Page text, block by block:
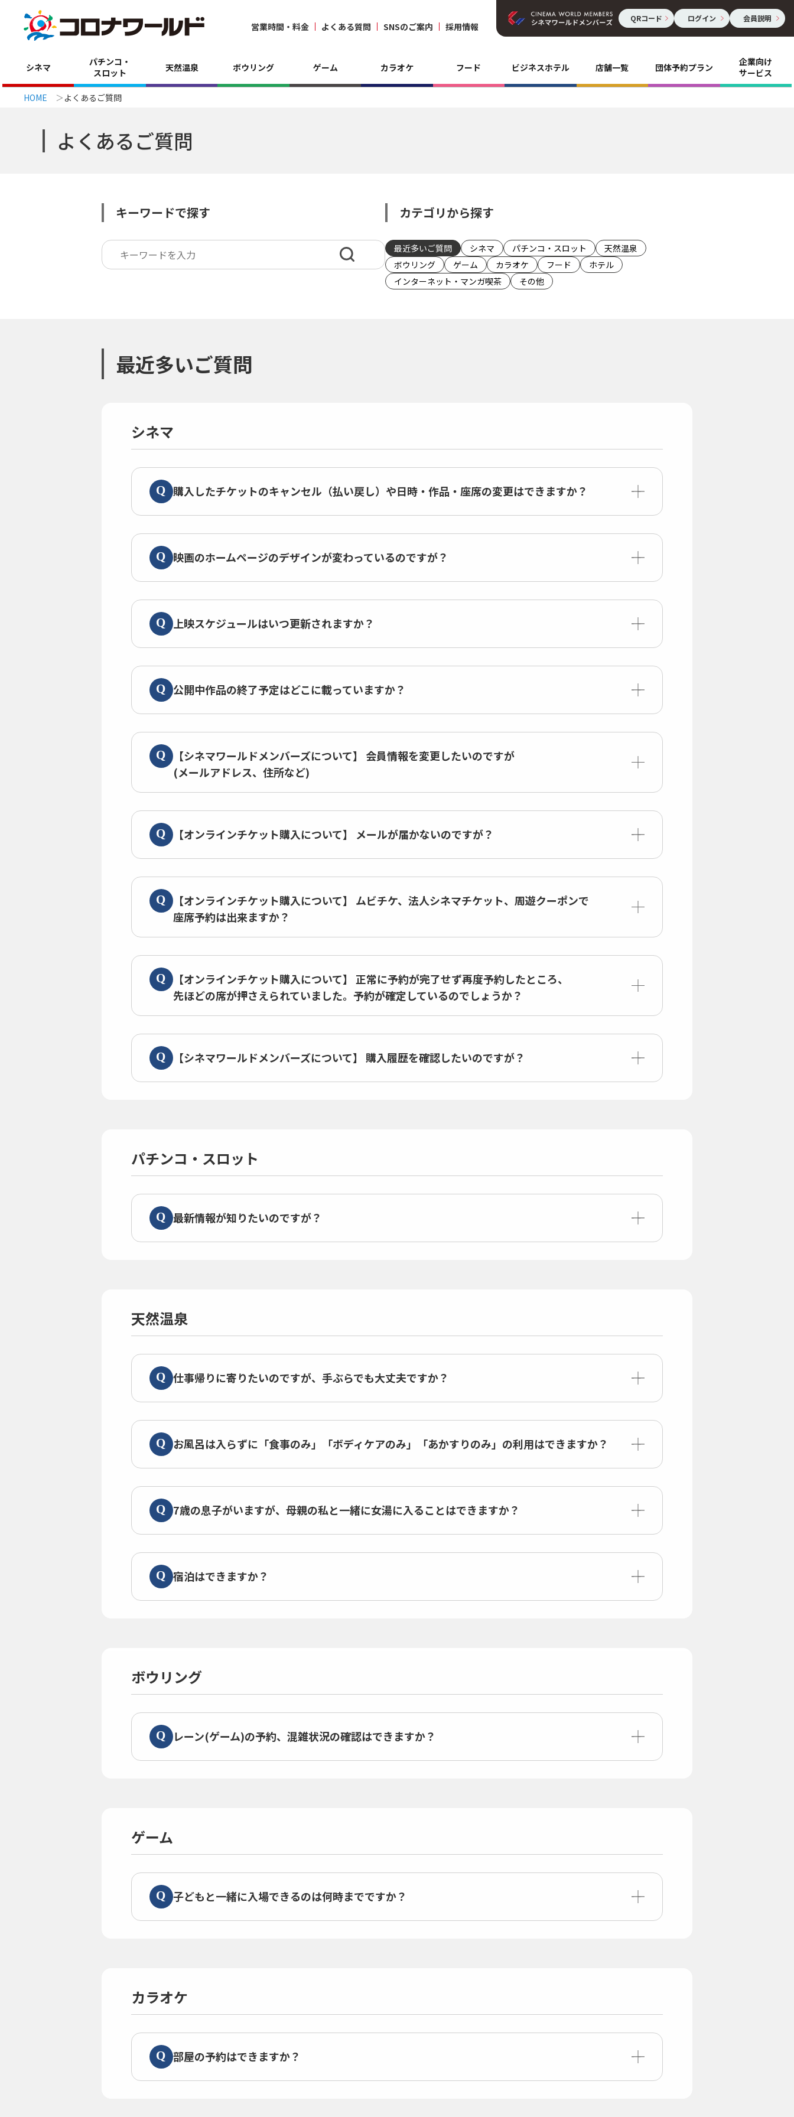
営業時間・料金 よくある質問 SNSのご案内 採用情報
QRコード ログイン 会員説明
シネマ
パチンコ・
スロット
天然温泉 ボウリング ゲーム カラオケ フード ビジネスホテル 店舗一覧 団体予約プラン
企業向け
サービス
HOME よくあるご質問
よくあるご質問
キーワードで探す カテゴリから探す
最近多いご質問 シネマ パチンコ・スロット
天然温泉
ボウリング
ゲーム カラオケ フード
ホテル
インターネット・マンガ喫茶
その他
最近多いご質問
シネマ
購入したチケットのキャンセル（払い戻し）や日時・作品・座席の変更はできますか？
映画のホームページのデザインが変わっているのですが？
上映スケジュールはいつ更新されますか？
公開中作品の終了予定はどこに載っていますか？
【シネマワールドメンバーズについて】 会員情報を変更したいのですが
(メールアドレス、住所など)
【オンラインチケット購入について】 メールが届かないのですが？
【オンラインチケット購入について】 ムビチケ、法人シネマチケット、周遊クーポンで
座席予約は出来ますか？
【オンラインチケット購入について】 正常に予約が完了せず再度予約したところ、
先ほどの席が押さえられていました。予約が確定しているのでしょうか？
【シネマワールドメンバーズについて】 購入履歴を確認したいのですが？
パチンコ・スロット
最新情報が知りたいのですが？
天然温泉
仕事帰りに寄りたいのですが、手ぶらでも大丈夫ですか？
お風呂は入らずに「食事のみ」「ボディケアのみ」「あかすりのみ」の利用はできますか？
7歳の息子がいますが、母親の私と一緒に女湯に入ることはできますか？
宿泊はできますか？
ボウリング
レーン(ゲーム)の予約、混雑状況の確認はできますか？
ゲーム
子どもと一緒に入場できるのは何時までですか？
カラオケ
部屋の予約はできますか？